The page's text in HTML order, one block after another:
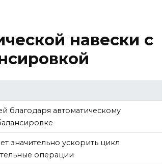
навески с
благодаря автоматическому
значительно ускорить цикл
операции